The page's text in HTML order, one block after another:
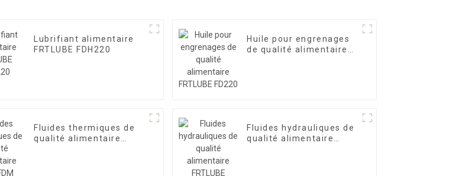
Lubrifiant alimentaire
FRTLUBE FDH220
Huile pour engrenages
de qualité alimentaire
Fluides thermiques de
qualité alimentaire
Fluides hydrauliques de
qualité alimentaire